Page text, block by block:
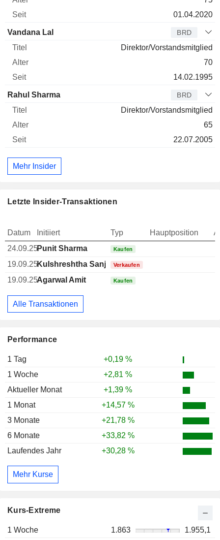
Performance
1 Tag
+0,19 %
1 Woche
+2,81 %
Aktueller Monat
+1,39 %
1 Monat
+14,57 %
3 Monate
+21,78 %
6 Monate
+33,82 %
Laufendes Jahr
+30,28 %
Mehr Kurse
Kurs-Extreme
1 Woche 1.863
1.955,1
01.04.2020
Vandana Lal BRD
Direktor/Vorstandsmitglied
70
14.02.1995
Rahul Sharma BRD
Direktor/Vorstandsmitglied
65
22.07.2005
Mehr Insider
Letzte Insider-Transaktionen
Datum Initiiert Typ Hauptposition
24.09.25Punit Sharma Kaufen
19.09.25Kulshreshtha SanjayVerkaufen
19.09.25Agarwal Amit Kaufen
Alle Transaktionen